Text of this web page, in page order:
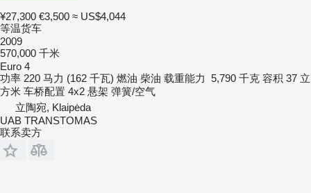
¥27,300 €3,500 ≈ US$4,044
等温货车
2009
570,000 千米
Euro 4
功率 220 马力 (162 千瓦) 燃油 柴油 载重能力 5,790 千克 容积 37 立
方米 车桥配置 4x2 悬架 弹簧/空气
立陶宛, Klaipėda
UAB TRANSTOMAS
联系卖方